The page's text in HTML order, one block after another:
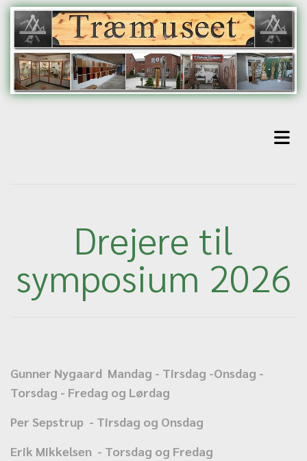
Drejere til
symposium 2026
Gunner Nygaard Mandag - Tirsdag -Onsdag -
Torsdag - Fredag og Lørdag
Per Sepstrup - Tirsdag og Onsdag
Erik Mikkelsen - Torsdag og Fredag